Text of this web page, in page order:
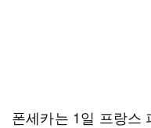
폰세카는 1일 프랑스